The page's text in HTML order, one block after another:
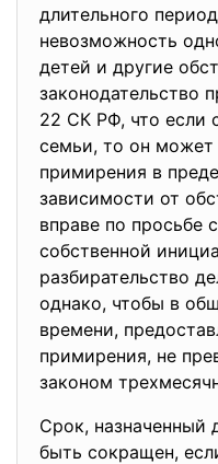
длительного
невозможность
детей и другие
законодательство
22 СК РФ, что если
семьи, то он может
примирения в
зависимости от
вправе по просьбе
собственной
разбирательство
однако, чтобы в
времени,
примирения, не
законом
Срок, назначенный
быть сокращен,